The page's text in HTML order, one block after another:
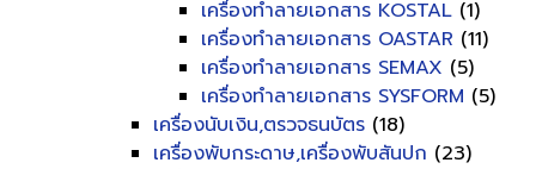
เครื่องทำลายเอกสาร KOSTAL (1)
เครื่องทำลายเอกสาร OASTAR (11)
เครื่องทำลายเอกสาร SEMAX (5)
เครื่องทำลายเอกสาร SYSFORM (5)
เครื่องนับเงิน,ตรวจธนบัตร (18)
เครื่องพับกระดาษ,เครื่องพับสันปก (23)